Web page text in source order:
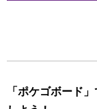
「ポケゴボード